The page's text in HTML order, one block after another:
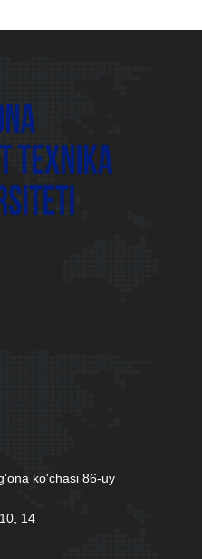
ko'chasi 86-uy
14